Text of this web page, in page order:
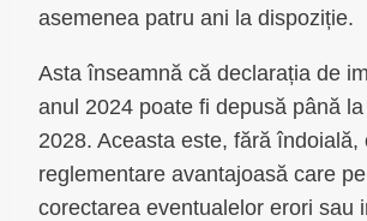
asemenea patru ani la dispoziție.
Asta înseamnă că declarația de
anul 2024 poate fi depusă până
2028. Aceasta este, fără îndoială,
reglementare avantajoasă care
corectarea eventualelor erori sau